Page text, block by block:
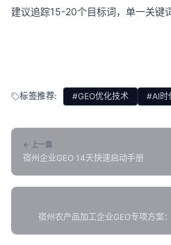
建议追踪15-20个目标词，单一关键
标签推荐: #GEO优化技术 #AI时
← 上一篇
宿州企业GEO 14天快速启动手册
宿州农产品加工企业GEO专项方案